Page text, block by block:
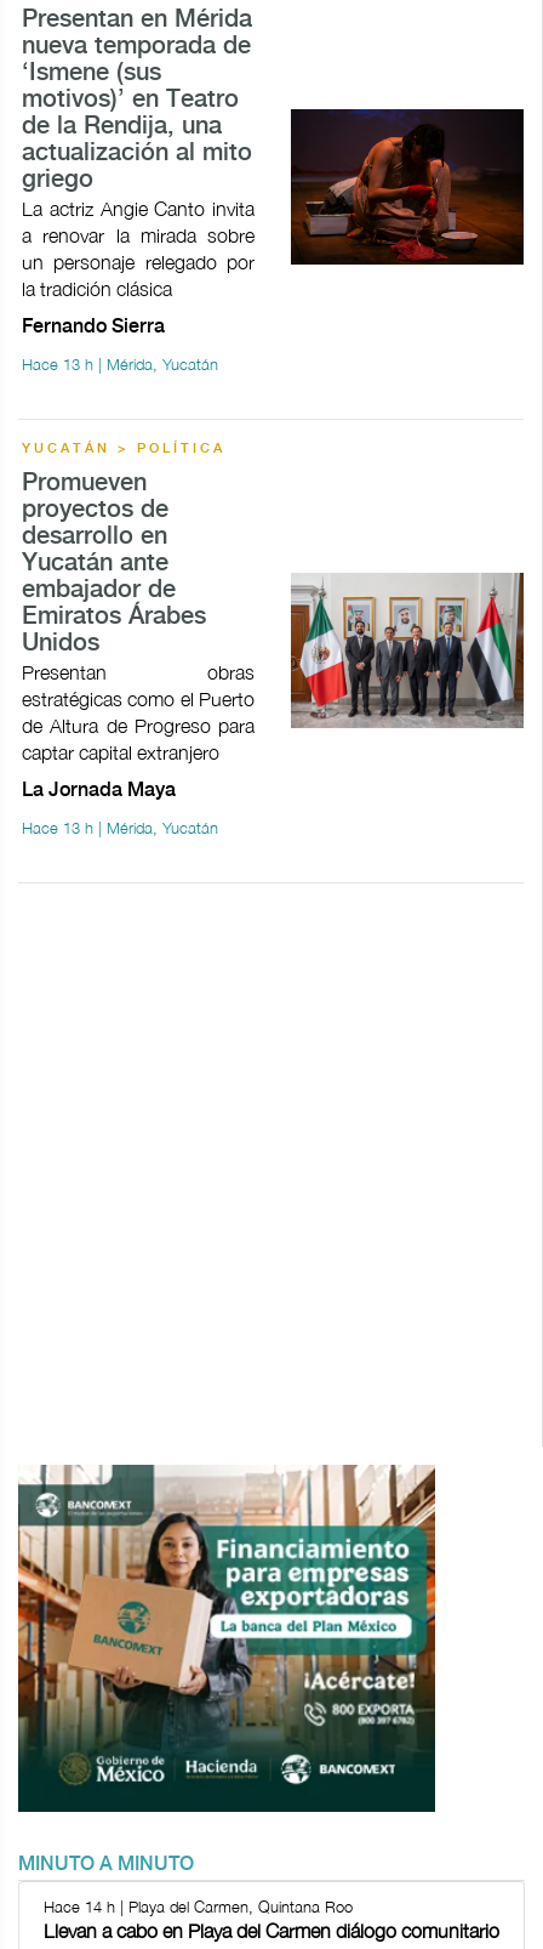
Presentan en Mérida
nueva temporada de
‘Ismene (sus
motivos)’ en Teatro
de la Rendija, una
actualización al mito
griego
La actriz Angie Canto invita
a renovar la mirada sobre
un personaje relegado por
la tradición clásica
Fernando Sierra
Hace 13 h | Mérida, Yucatán
YUCATÁN > POLÍTICA
Promueven
proyectos de
desarrollo en
Yucatán ante
embajador de
Emiratos Árabes
Unidos
Presentan obras
estratégicas como el Puerto
de Altura de Progreso para
captar capital extranjero
La Jornada Maya
Hace 13 h | Mérida, Yucatán
MINUTO A MINUTO
Hace 14 h | Playa del Carmen, Quintana Roo
Llevan a cabo en Playa del Carmen diálogo comunitario